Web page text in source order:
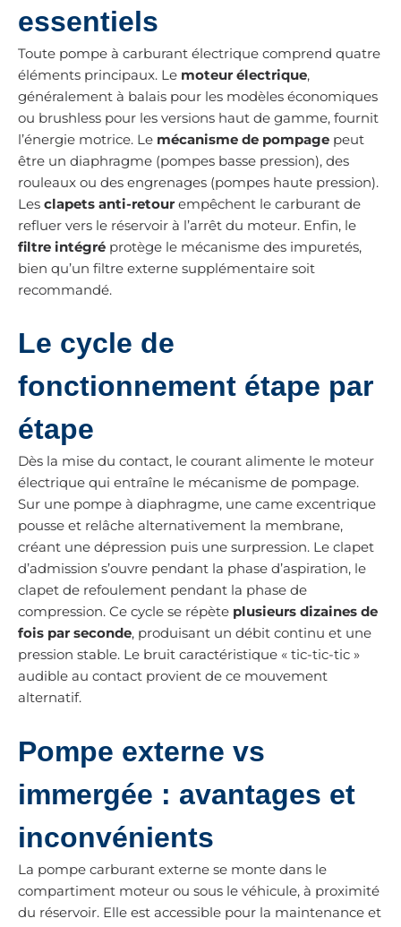
essentiels
Toute pompe à carburant électrique comprend quatre
éléments principaux. Le moteur électrique,
généralement à balais pour les modèles économiques
ou brushless pour les versions haut de gamme, fournit
l’énergie motrice. Le mécanisme de pompage peut
être un diaphragme (pompes basse pression), des
rouleaux ou des engrenages (pompes haute pression).
Les clapets anti-retour empêchent le carburant de
refluer vers le réservoir à l’arrêt du moteur. Enfin, le
filtre intégré protège le mécanisme des impuretés,
bien qu’un filtre externe supplémentaire soit
recommandé.
Le cycle de
fonctionnement étape par
étape
Dès la mise du contact, le courant alimente le moteur
électrique qui entraîne le mécanisme de pompage.
Sur une pompe à diaphragme, une came excentrique
pousse et relâche alternativement la membrane,
créant une dépression puis une surpression. Le clapet
d’admission s’ouvre pendant la phase d’aspiration, le
clapet de refoulement pendant la phase de
compression. Ce cycle se répète plusieurs dizaines de
fois par seconde, produisant un débit continu et une
pression stable. Le bruit caractéristique « tic-tic-tic »
audible au contact provient de ce mouvement
alternatif.
Pompe externe vs
immergée : avantages et
inconvénients
La pompe carburant externe se monte dans le
compartiment moteur ou sous le véhicule, à proximité
du réservoir. Elle est accessible pour la maintenance et